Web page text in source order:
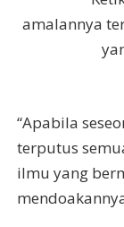
amalannya
“Apabila
terputus
ilmu yang